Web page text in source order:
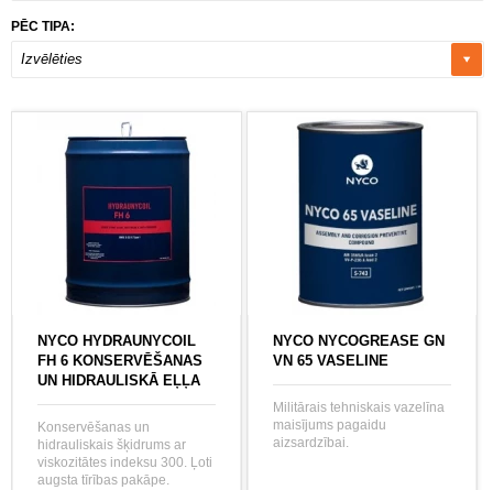
PĒC TIPA:
Izvēlēties
NYCO HYDRAUNYCOIL
FH 6 KONSERVĒŠANAS
UN HIDRAULISKĀ EĻĻA
Konservēšanas un
hidrauliskais šķidrums ar
viskozitātes indeksu 300. Ļoti
augsta tīrības pakāpe.
NYCO NYCOGREASE GN
VN 65 VASELINE
Militārais tehniskais vazelīna
maisījums pagaidu
aizsardzībai.